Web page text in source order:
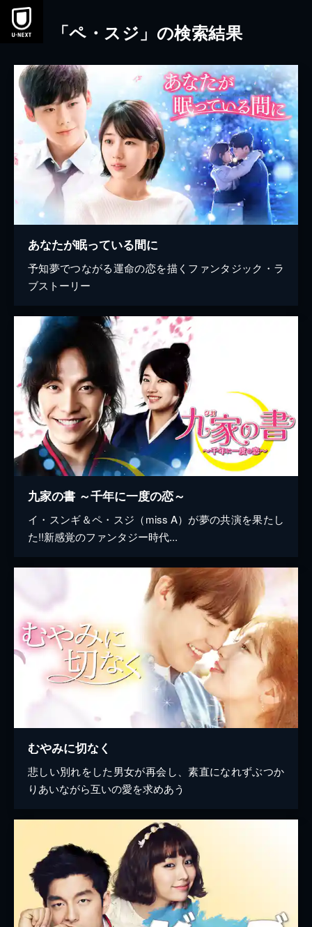
本文へスキップ
「ペ・スジ」の検索結果
あなたが眠っている間に
予知夢でつながる運命の恋を描くファンタジック・ラ
ブストーリー
九家の書 ～千年に一度の恋～
イ・スンギ＆ペ・スジ（miss A）が夢の共演を果たし
た!!新感覚のファンタジー時代...
むやみに切なく
悲しい別れをした男女が再会し、素直になれずぶつか
りあいながら互いの愛を求めあう